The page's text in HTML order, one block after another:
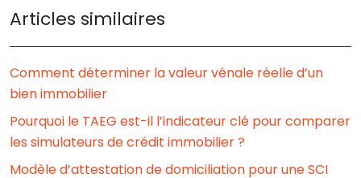
Articles similaires
Comment déterminer la valeur vénale réelle d’un
bien immobilier
Pourquoi le TAEG est-il l’indicateur clé pour comparer
les simulateurs de crédit immobilier ?
Modèle d’attestation de domiciliation pour une SCI